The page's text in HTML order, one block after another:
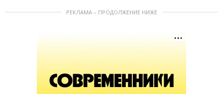
РЕКЛАМА – ПРОДОЛЖЕНИЕ НИЖЕ